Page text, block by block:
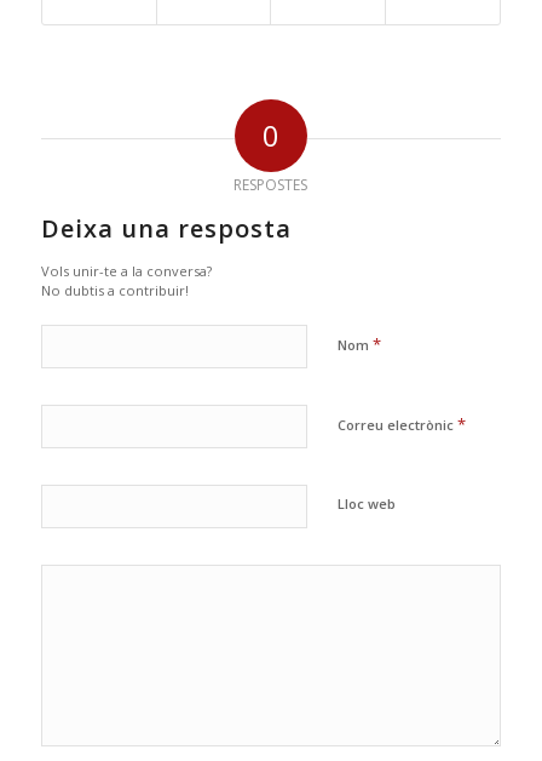
0
RESPOSTES
Deixa una resposta
Vols unir-te a la conversa?
No dubtis a contribuir!
Nom *
Correu electrònic *
Lloc web